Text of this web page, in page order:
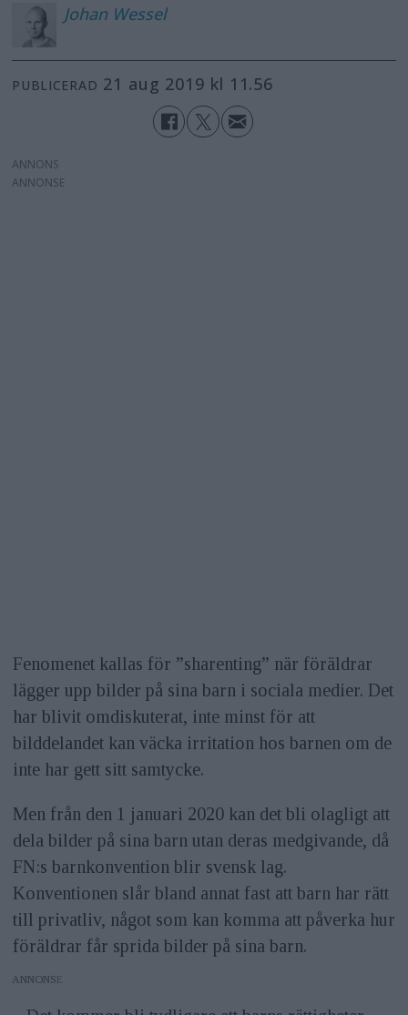
Johan Wessel
PUBLICERAD 21 aug 2019 kl 11.56
ANNONS
Fenomenet kallas för ”sharenting” när föräldrar
lägger upp bilder på sina barn i sociala medier. Det
har blivit omdiskuterat, inte minst för att
bilddelandet kan väcka irritation hos barnen om de
inte har gett sitt samtycke.
Men från den 1 januari 2020 kan det bli olagligt att
dela bilder på sina barn utan deras medgivande, då
FN:s barnkonvention blir svensk lag.
Konventionen slår bland annat fast att barn har rätt
till privatliv, något som kan komma att påverka hur
föräldrar får sprida bilder på sina barn.
ANNONS